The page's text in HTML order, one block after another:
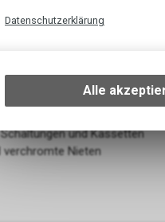
Demontage
und Kassetten
verchromte Nieten
Datenschutzerklärung
Ihrem Gerät,
Verwendung
zulassen.
Alle